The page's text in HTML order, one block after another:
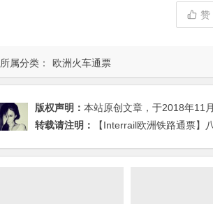
所属分类： 欧洲火车通票
赞
版权声明： 本站原创文章，于2018年11
转载请注明：
【Interrail欧洲铁路通票】